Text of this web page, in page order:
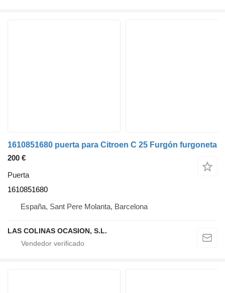
1610851680 puerta para Citroen C 25 Furgón furgoneta
200 €
Puerta
1610851680
España, Sant Pere Molanta, Barcelona
LAS COLINAS OCASION, S.L.